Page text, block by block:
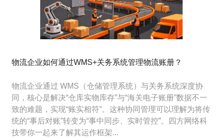
物流企业如何通过WMS+关务系统管理物流账册？
物流企业通过 WMS（仓储管理系统）与关务系统深度协
同，核心是解决“仓库实物库存”与“海关电子账册”数据不一
致的难题，实现“账实相符”。这种协同管理可以理解为将传
统的“事后对账”转变为“事中同步、实时管控”。四方网络科
技带你一起来了解其运作框架...